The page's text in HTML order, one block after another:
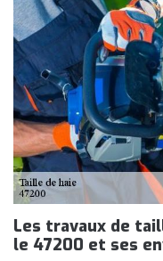
Les travaux de
le 47200 et ses